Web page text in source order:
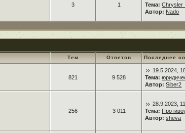
3 1
Тема: Chrysler
Автор: Nado
Тем Ответов Последнее
821 9 528
19.5.2024,
Тема:
Автор: Siber2
256 3 011
28.9.2023,
Тема:
Автор: sheva